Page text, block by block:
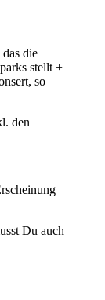
die
stellt +
so
den
Du auch